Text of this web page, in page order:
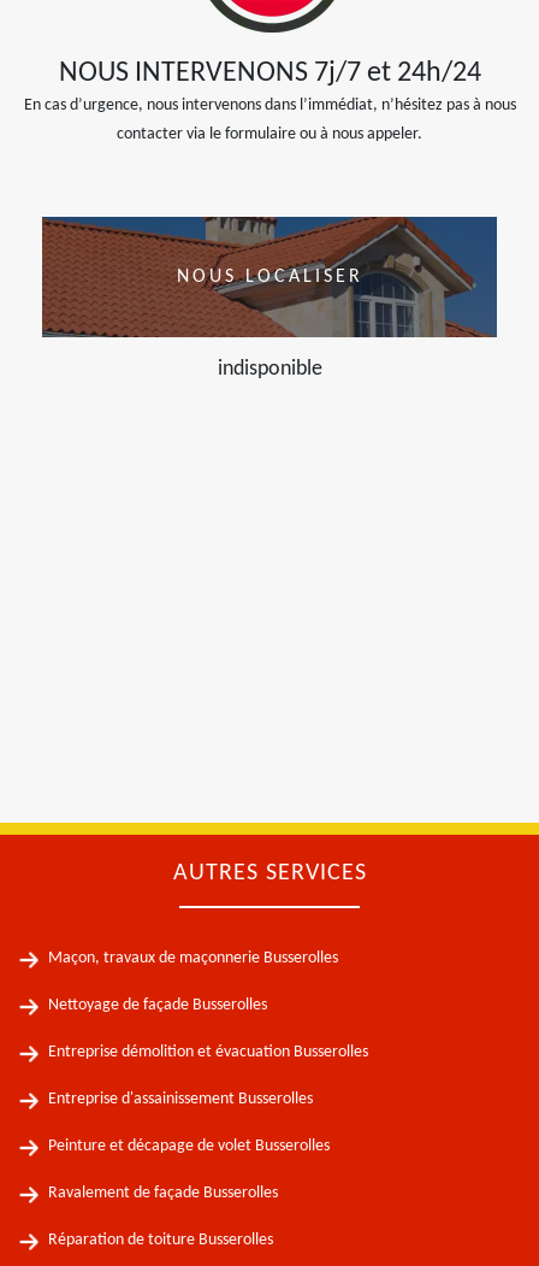
NOUS INTERVENONS 7j/7 et 24h/24
En cas d’urgence, nous intervenons dans l’immédiat, n’hésitez pas à nous
contacter via le formulaire ou à nous appeler.
NOUS LOCALISER
indisponible
AUTRES SERVICES
Maçon, travaux de maçonnerie Busserolles
Nettoyage de façade Busserolles
Entreprise démolition et évacuation Busserolles
Entreprise d'assainissement Busserolles
Peinture et décapage de volet Busserolles
Ravalement de façade Busserolles
Réparation de toiture Busserolles